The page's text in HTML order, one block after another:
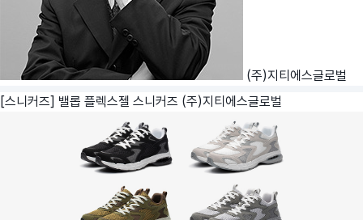
(주)지티에스글로벌
[스니커즈] 밸롭 플렉스젤 스니커즈 (주)지티에스글로벌